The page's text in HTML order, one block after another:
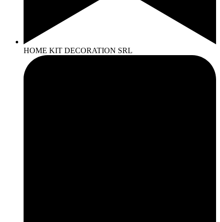
HOME KIT DECORATION SRL